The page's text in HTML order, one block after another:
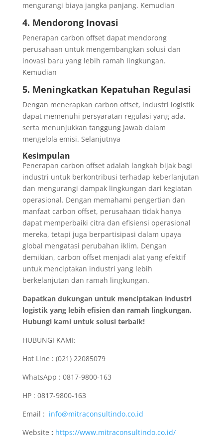
mengurangi biaya jangka panjang. Kemudian
4. Mendorong Inovasi
Penerapan carbon offset dapat mendorong
perusahaan untuk mengembangkan solusi dan
inovasi baru yang lebih ramah lingkungan.
Kemudian
5. Meningkatkan Kepatuhan Regulasi
Dengan menerapkan carbon offset, industri logistik
dapat memenuhi persyaratan regulasi yang ada,
serta menunjukkan tanggung jawab dalam
mengelola emisi. Selanjutnya
Kesimpulan
Penerapan carbon offset adalah langkah bijak bagi
industri untuk berkontribusi terhadap keberlanjutan
dan mengurangi dampak lingkungan dari kegiatan
operasional. Dengan memahami pengertian dan
manfaat carbon offset, perusahaan tidak hanya
dapat memperbaiki citra dan efisiensi operasional
mereka, tetapi juga berpartisipasi dalam upaya
global mengatasi perubahan iklim. Dengan
demikian, carbon offset menjadi alat yang efektif
untuk menciptakan industri yang lebih
berkelanjutan dan ramah lingkungan.
Dapatkan dukungan untuk menciptakan industri
logistik yang lebih efisien dan ramah lingkungan.
Hubungi kami untuk solusi terbaik!
HUBUNGI KAMI:
Hot Line : (021) 22085079
WhatsApp : 0817-9800-163
HP : 0817-9800-163
Email : info@mitraconsultindo.co.id
Website : https://www.mitraconsultindo.co.id/